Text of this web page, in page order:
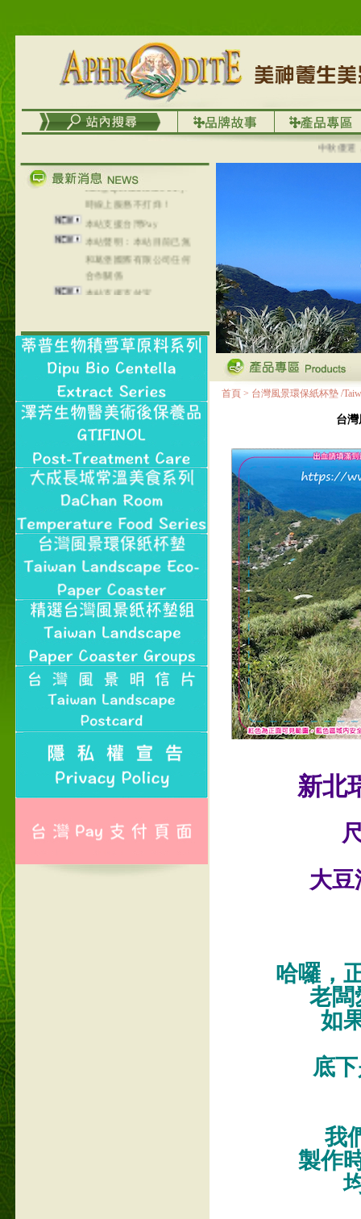
中秋優選，大
在外租屋者、居住處無管
理員、不方便在工作地點
取件者，歡迎多多使用
【郵局i郵箱】的服務喔～
【i郵箱】設立的地點，請
進入內頁連結～
Line@aphrodite2020 24小
時線上服務不打烊！
本站支援台灣Pay
本站聲明：本站目前已無
和葛堡國際有限公司任何
合作關係
本站支援支付宝
2017年1月1日起，中国大
首頁 > 台灣風景環保紙杯墊 /
台灣
新北
大
哈囉，
老闆
如
底
我
製作